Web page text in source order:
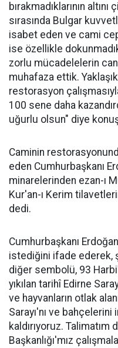
bırakmadıklarının
sırasında Bulgar
isabet eden ve cami
ise özellikle
zorlu mücadelelerin
muhafaza ettik.
restorasyon
100 sene daha
uğurlu olsun" diye
Caminin
eden Cumhurbaşkanı
minarelerinden ezan-ı
Kur'an-ı Kerim
dedi.
Cumhurbaşkanı
istediğini ifade ederek,
diğer sembolü, 93
yıkılan tarihî Edirne
ve hayvanların otlak
Sarayı'nı ve
kaldırıyoruz.
Başkanlığı'mız